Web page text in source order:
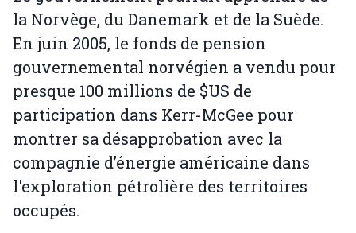
la Norvège, du Danemark et de la Suède.
En juin 2005, le fonds de pension
gouvernemental norvégien a vendu pour
presque 100 millions de $US de
participation dans Kerr-McGee pour
montrer sa désapprobation avec la
compagnie d’énergie américaine dans
l'exploration pétrolière des territoires
occupés.